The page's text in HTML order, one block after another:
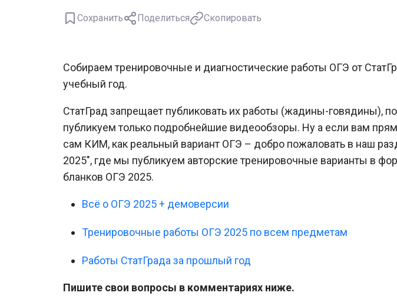
Сохранить Поделиться Скопировать
Собираем тренировочные и диагностические работы ОГЭ от
учебный год.
СтатГрад запрещает публиковать их работы (жадины-говядины),
публикуем только подробнейшие видеообзоры. Ну а если вам
сам КИМ, как реальный вариант ОГЭ – добро пожаловать в наш
2025", где мы публикуем авторские тренировочные варианты в
бланков ОГЭ 2025.
Всё о ОГЭ 2025 + демоверсии
Тренировочные работы ОГЭ 2025 по всем предметам
Работы СтатГрада за прошлый год
Пишите свои вопросы в комментариях ниже.